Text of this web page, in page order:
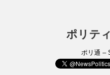
ポリテ
ポリ通 –